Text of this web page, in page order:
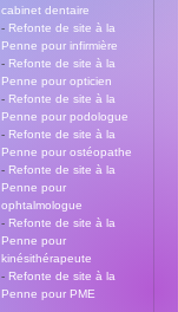
cabinet dentaire
- Refonte de site à la
Penne pour infirmière
- Refonte de site à la
Penne pour opticien
- Refonte de site à la
Penne pour podologue
- Refonte de site à la
Penne pour ostéopathe
- Refonte de site à la
Penne pour
ophtalmologue
- Refonte de site à la
Penne pour
kinésithérapeute
- Refonte de site à la
Penne pour PME